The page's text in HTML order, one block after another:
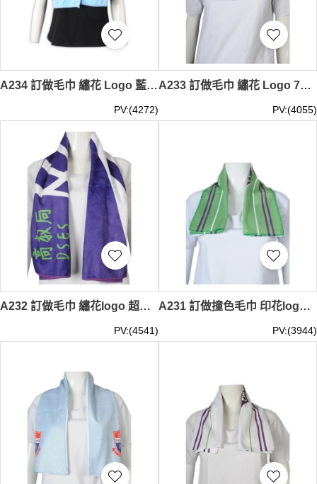
A234 訂做毛巾 繡花 Logo 藍色 家居 毛巾生產商 活動禮品 街坊福利會 攤位遊戲 會所 海外展覽
PV:(4272)
A233 訂做毛巾 繡花 Logo 71*35.5cm 灰色 家居 防護 抗疫 防疫 禮品包 關愛物品 毛巾生產商 TAGS 街坊福利會 攤位遊戲 表演 線上活動 ZOOM MEETING 活動 TEE, 在線 活動禮品 寵物用 動物 洗澡 沖涼用 奈 米 毛巾 三 層 紗布 毛巾
PV:(4055)
A232 訂做毛巾 繡花logo 超細纖維 400G 運動比賽 打集 加油 集氣 澳門高校羽毛球賽毛巾 毛巾供應商 30*100CM TAGS 街坊福利會 攤位遊戲 表演 線上活動 ZOOM MEETING 活動 TEE, 在線 活動禮品 奈 米 毛巾 三 層 紗布 毛巾
PV:(4541)
A231 訂做撞色毛巾 印花logo毛巾 運動毛巾 超細纖維毛巾 熱昇華 數碼 71*35.5cm 毛巾供應商 寵物用 動物 洗澡 沖涼用 奈 米 毛巾 三 層 紗布 毛巾
PV:(3944)